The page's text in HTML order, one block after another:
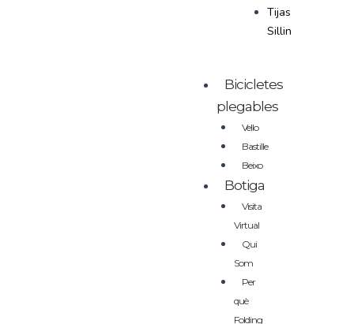
Tijas
Sillin
Bicicletes
plegables
Vello
Bastille
Beixo
Botiga
Visita
Virtual
Qui
Som
Per
què
Folding